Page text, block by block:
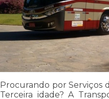
Procurando por Serviços
Terceira idade? A